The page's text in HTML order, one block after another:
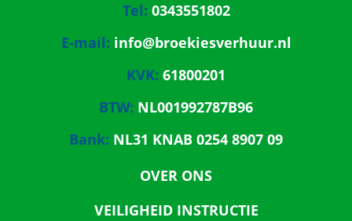
Tel: 0343551802
E-mail: info@broekiesverhuur.nl
KVK: 61800201
BTW: NL001992787B96
Bank: NL31 KNAB 0254 8907 09
OVER ONS
VEILIGHEID INSTRUCTIE